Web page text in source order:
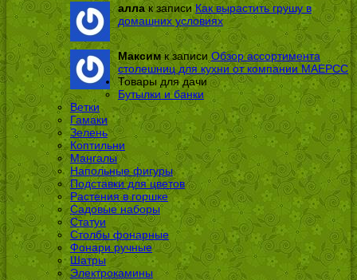
аллак записиКак вырастить грушу в
домашних условиях
Максимк записи Обзор ассортимента
столешниц для кухни от компании МАЕРСС
Товары для дачи
Бутылки и банки
Ветки
Гамаки
Зелень
Коптильни
Мангалы
Напольные фигуры
Подставки для цветов
Растения в горшке
Садовые наборы
Статуи
Столбы фонарные
Фонари ручные
Шатры
Электрокамины